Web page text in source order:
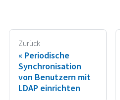
Zurück
Periodische
Synchronisation
von Benutzern mit
LDAP einrichten